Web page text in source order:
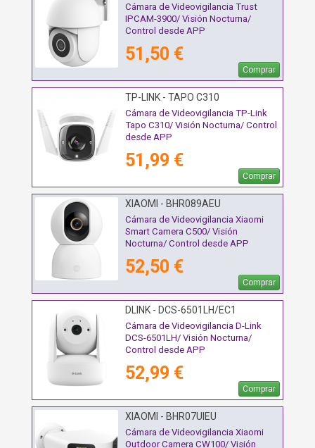
Cámara de Videovigilancia Trust
IPCAM-3900/ Visión Nocturna/
Control desde APP
51,50 €
Comprar
TP-LINK - TAPO C310
Cámara de Videovigilancia TP-Link
Tapo C310/ Visión Nocturna/ Control
desde APP
51,99 €
Comprar
XIAOMI - BHR089AEU
Cámara de Videovigilancia Xiaomi
Smart Camera C500/ Visión
Nocturna/ Control desde APP
52,50 €
Comprar
DLINK - DCS-6501LH/EC1
Cámara de Videovigilancia D-Link
DCS-6501LH/ Visión Nocturna/
Control desde APP
52,99 €
Comprar
XIAOMI - BHR07UIEU
Cámara de Videovigilancia Xiaomi
Outdoor Camera CW100/ Visión